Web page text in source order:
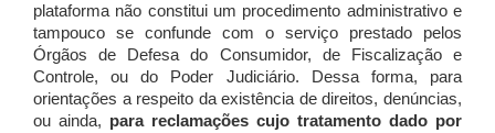
plataforma não constitui um procedimento administrativo e
tampouco se confunde com o serviço prestado pelos
Órgãos de Defesa do Consumidor, de Fiscalização e
Controle, ou do Poder Judiciário. Dessa forma, para
orientações a respeito da existência de direitos, denúncias,
ou ainda, para reclamações cujo tratamento dado por